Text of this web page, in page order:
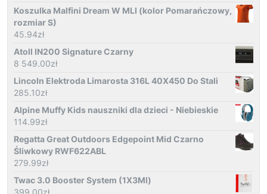
Koszulka Malfini Dream W MLI (kolor Pomarańczowy,
rozmiar S)
45.94zł
Atoll IN200 Signature Czarny
8 549.00zł
Lincoln Elektroda Limarosta 316L 40X450 Do Stali
285.10zł
Alpine Muffy Kids nauszniki dla dzieci - Niebieskie
114.99zł
Regatta Great Outdoors Edgepoint Mid Czarno
Śliwkowy RWF622ABL
279.99zł
Twac 3.0 Booster System (1X3Ml)
399.00zł